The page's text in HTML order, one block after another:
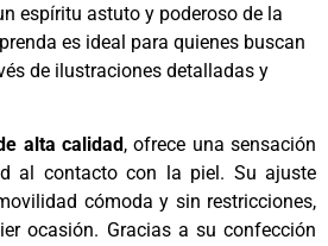
espíritu astuto y poderoso de la
es ideal para quienes buscan
de ilustraciones detalladas y
alta calidad , ofrece una sensación
al contacto con la piel. Su ajuste
cómoda y sin restricciones,
ocasión. Gracias a su confección